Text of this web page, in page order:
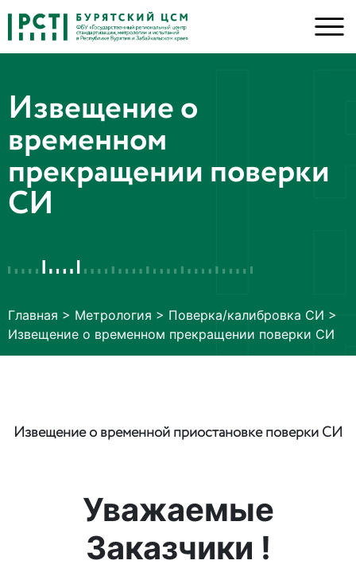
Извещение о
временном
прекращении поверки
СИ
Главная > Метрология > Поверка/калибровка СИ >
Извещение о временном прекращении поверки СИ
Извещение о временной приостановке поверки СИ
Уважаемые
Заказчики !